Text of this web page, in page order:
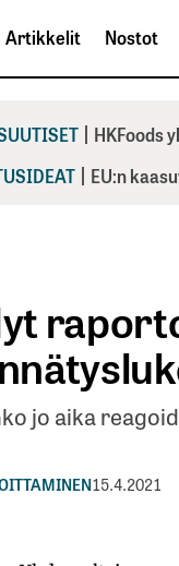
Artikkelit Nostot
| HKFoods
| EU:n
jo aika
15.4.2021